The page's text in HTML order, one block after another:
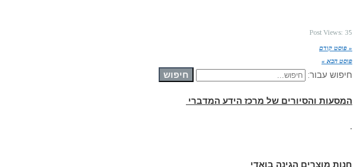
Post Views: 35
« פוסט קודם
פוסט הבא »
חיפוש עבור: חיפוש
המסעות והסיורים של מרכז הידע המדברי
.
חנות מוצרים הגינה בואדי